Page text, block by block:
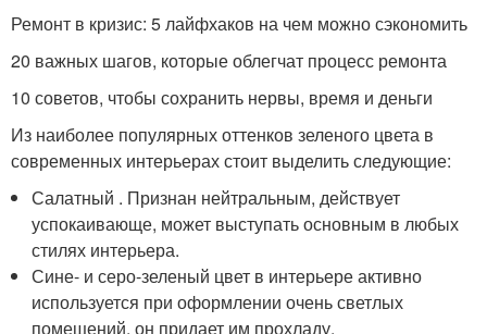
Ремонт в кризис: 5 лайфхаков на чем можно сэкономить
20 важных шагов, которые облегчат процесс ремонта
10 советов, чтобы сохранить нервы, время и деньги
Из наиболее популярных оттенков зеленого цвета в
современных интерьерах стоит выделить следующие:
Салатный . Признан нейтральным, действует
успокаивающе, может выступать основным в любых
стилях интерьера.
Сине- и серо-зеленый цвет в интерьере активно
используется при оформлении очень светлых
помещений, он придает им прохладу.